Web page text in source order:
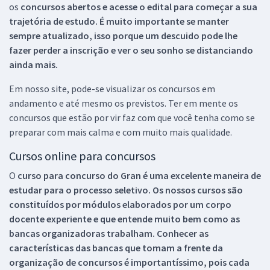
os concursos abertos e acesse o edital para começar a sua
trajetória de estudo. É muito importante se manter
sempre atualizado, isso porque um descuido pode lhe
fazer perder a inscrição e ver o seu sonho se distanciando
ainda mais.
Em nosso site, pode-se visualizar os concursos em
andamento e até mesmo os previstos. Ter em mente os
concursos que estão por vir faz com que você tenha como se
preparar com mais calma e com muito mais qualidade.
Cursos online para concursos
O curso para concurso do Gran é uma excelente maneira de
estudar para o processo seletivo. Os nossos cursos são
constituídos por módulos elaborados por um corpo
docente experiente e que entende muito bem como as
bancas organizadoras trabalham. Conhecer as
características das bancas que tomam a frente da
organização de concursos é importantíssimo, pois cada